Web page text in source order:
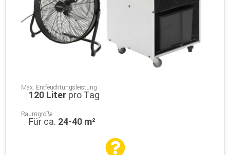
Max. Entfeuchtungsleistung
120 Liter pro Tag
Raumgröße
Für ca. 24-40 m²